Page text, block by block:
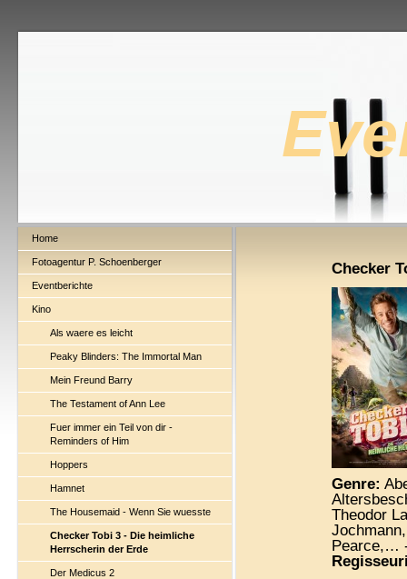
Home
Fotoagentur P. Schoenberger
Eventberichte
Kino
Als waere es leicht
Peaky Blinders: The Immortal Man
Mein Freund Barry
The Testament of Ann Lee
Fuer immer ein Teil von dir -
Reminders of Him
Hoppers
Hamnet
The Housemaid - Wenn Sie wuesste
Checker Tobi 3 - Die heimliche
Herrscherin der Erde
Der Medicus 2
Checker
Genre:
Theodor
Pearce,…